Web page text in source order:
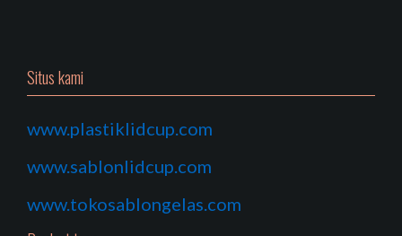
Situs kami
www.plastiklidcup.com
www.sablonlidcup.com
www.tokosablongelas.com